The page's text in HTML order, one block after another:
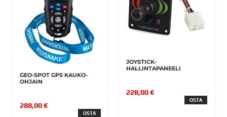
GEO-SPOT GPS KAUKO-
OHJAIN
288,00 €
OSTA
JOYSTICK-
HALLINTAPANEELI
228,00 €
OSTA